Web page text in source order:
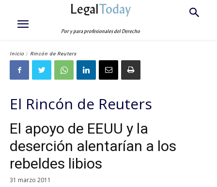
LegalToday
Por y para profesionales del Derecho
Inicio Rincón de Reuters
El Rincón de Reuters
El apoyo de EEUU y la
deserción alentarían a los
rebeldes libios
31 marzo 2011